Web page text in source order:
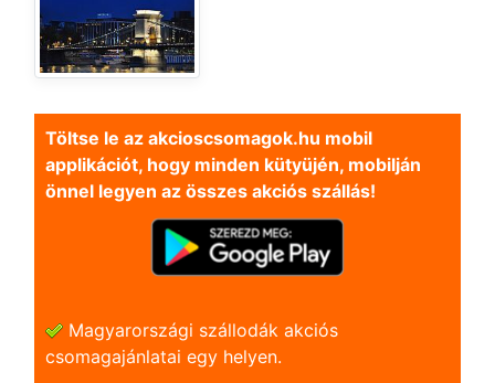
Töltse le az akcioscsomagok.hu mobil
applikációt, hogy minden kütyüjén, mobilján
önnel legyen az összes akciós szállás!
Magyarországi szállodák akciós
csomagajánlatai egy helyen.